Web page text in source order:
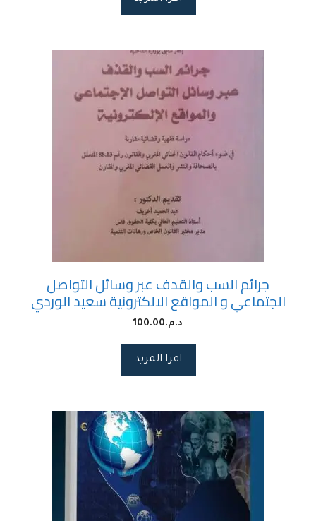
جرائم السب والقدف عبر وسائل التواصل
الجتماعي و المواقع الالكترونية سعيد الوردي
د.م.100.00
اقرا المزيد